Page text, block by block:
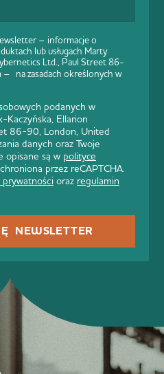
– informacje o
lub usługach Marty
Ltd., Paul Street 86-
na zasadach określonych w
podanych w
Kaczyńska, Ellarion
86-90, London, United
danych oraz Twoje
opisane są w polityce
przez reCAPTCHA.
oraz regulamin
NEWSLETTER